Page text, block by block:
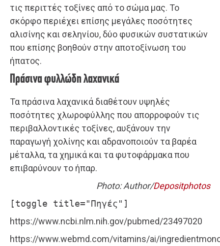
τις περιττές τοξίνες από το σώμα μας. Το
σκόρφο περιέχει επίσης μεγάλες ποσότητες
αλισίνης και σεληνίου, δύο φυσικών συστατικών
που επίσης βοηθούν στην αποτοξίνωση του
ήπατος.
Πράσινα φυλλώδη λαχανικά
Τα πράσινα λαχανικά διαθέτουν υψηλές
ποσότητες χλωροφύλλης που απορροφούν τις
περιβαλλοντικές τοξίνες, αυξάνουν την
παραγωγή χολίνης και αδρανοποιούν τα βαρέα
μέταλλα, τα χημικά και τα φυτοφάρμακα που
επιβαρύνουν το ήπαρ.
Photo: Author/Depositphotos
[toggle title="Πηγές"]
https://www.ncbi.nlm.nih.gov/pubmed/23497020
https://www.webmd.com/vitamins/ai/